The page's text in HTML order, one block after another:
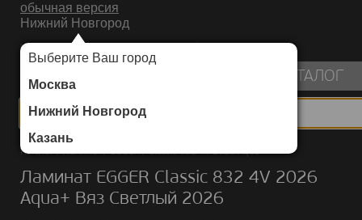
обычная версия
Нижний Новгород
Выберите Ваш город
Москва
Нижний Новгород
Казань
ИНТЕРНЕТ-МАГАЗИН НАПОЛЬНЫХ ПОКРЫТИЙ
КАТАЛОГ
Каталог/Ламинат/EGGER/Classic 832 4V 2026 Aqua+
Ламинат EGGER Classic 832 4V 2026
Aqua+ Вяз Светлый 2026